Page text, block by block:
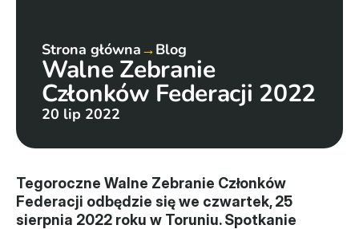
Projekty
Członkowie
English summary
Kontakt
Statut i sprawozdania
Strona główna→Blog
Walne Zebranie
Członków Federacji 2022
20 lip 2022
Tegoroczne Walne Zebranie Członków
Federacji odbędzie się we czwartek, 25
sierpnia 2022 roku w Toruniu. Spotkanie